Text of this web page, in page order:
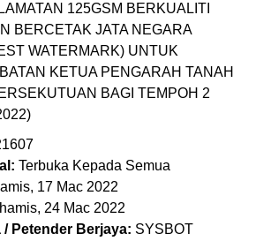
125GSM BERKUALITI
BERCETAK JATA NEGARA
WATERMARK) UNTUK
KETUA PENGARAH TANAH
BAGI TEMPOH 2
Terbuka Kepada Semua
17 Mac 2022
24 Mac 2022
Petender Berjaya: SYSBOT